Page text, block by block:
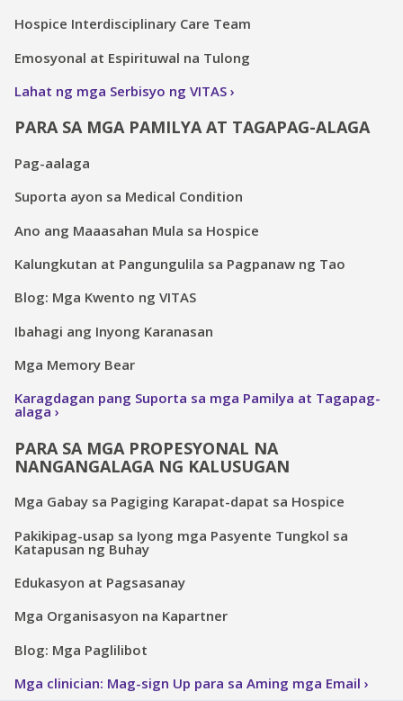
Hospice Interdisciplinary Care Team
Emosyonal at Espirituwal na Tulong
Lahat ng mga Serbisyo ng VITAS
PARA SA MGA PAMILYA AT TAGAPAG-ALAGA
Pag-aalaga
Suporta ayon sa Medical Condition
Ano ang Maaasahan Mula sa Hospice
Kalungkutan at Pangungulila sa Pagpanaw ng Tao
Blog: Mga Kwento ng VITAS
Ibahagi ang Inyong Karanasan
Mga Memory Bear
Karagdagan pang Suporta sa mga Pamilya at Tagapag-
alaga
PARA SA MGA PROPESYONAL NA
NANGANGALAGA NG KALUSUGAN
Mga Gabay sa Pagiging Karapat-dapat sa Hospice
Pakikipag-usap sa Iyong mga Pasyente Tungkol sa
Katapusan ng Buhay
Edukasyon at Pagsasanay
Mga Organisasyon na Kapartner
Blog: Mga Paglilibot
Mga clinician: Mag-sign Up para sa Aming mga Email